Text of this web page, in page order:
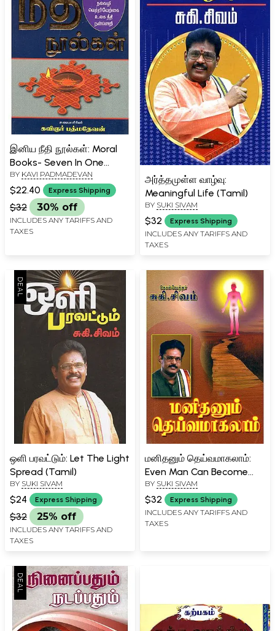
இனிய நீதி நூல்கள்: Moral
Books- Seven In One
(Tamil)
BY KAVI PADMADEVAN
$22.40 Express Shipping
$32 30% off
INCLUDES ANY TARIFFS AND
TAXES
அர்த்தமுள்ள வாழ்வு:
Meaningful Life (Tamil)
BY SUKI SIVAM
$32 Express Shipping
INCLUDES ANY TARIFFS AND
TAXES
ஒளி பரவட்டும்: Let The Light
Spread (Tamil)
BY SUKI SIVAM
$24 Express Shipping
$32 25% off
INCLUDES ANY TARIFFS AND
TAXES
மனிதனும் தெய்வமாகலாம்:
Even Man Can Become
God (Tamil)
BY SUKI SIVAM
$32 Express Shipping
INCLUDES ANY TARIFFS AND
TAXES